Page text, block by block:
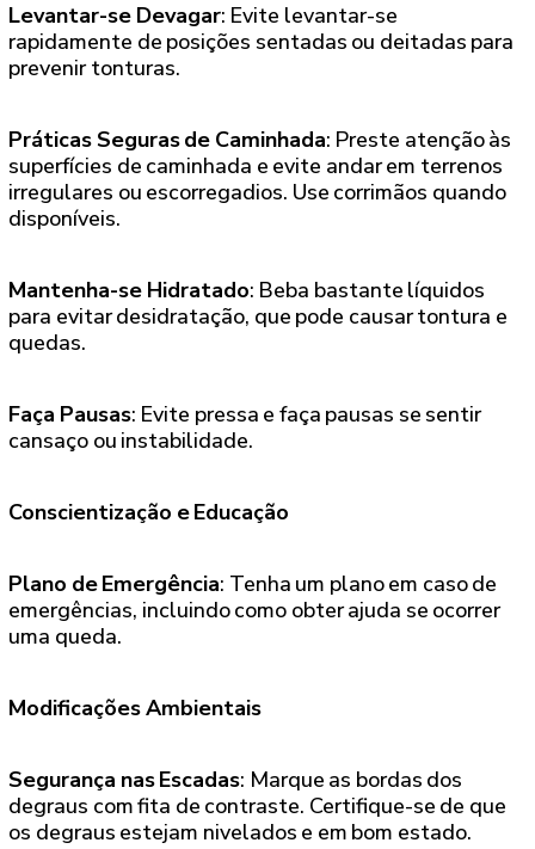
Levantar-se Devagar: Evite levantar-se
rapidamente de posições sentadas ou deitadas para
prevenir tonturas.
Práticas Seguras de Caminhada: Preste atenção às
superfícies de caminhada e evite andar em terrenos
irregulares ou escorregadios. Use corrimãos quando
disponíveis.
Mantenha-se Hidratado: Beba bastante líquidos
para evitar desidratação, que pode causar tontura e
quedas.
Faça Pausas: Evite pressa e faça pausas se sentir
cansaço ou instabilidade.
Conscientização e Educação
Plano de Emergência: Tenha um plano em caso de
emergências, incluindo como obter ajuda se ocorrer
uma queda.
Modificações Ambientais
Segurança nas Escadas: Marque as bordas dos
degraus com fita de contraste. Certifique-se de que
os degraus estejam nivelados e em bom estado.